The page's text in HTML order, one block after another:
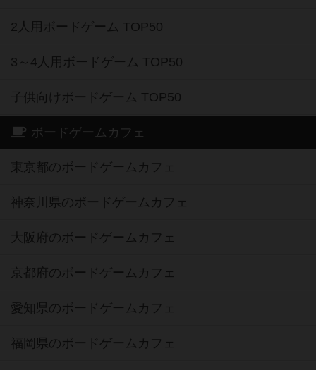
2人用ボードゲーム TOP50
3～4人用ボードゲーム TOP50
子供向けボードゲーム TOP50
ボードゲームカフェ
東京都のボードゲームカフェ
神奈川県のボードゲームカフェ
大阪府のボードゲームカフェ
京都府のボードゲームカフェ
愛知県のボードゲームカフェ
福岡県のボードゲームカフェ